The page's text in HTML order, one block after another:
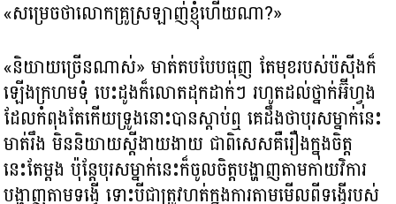
«សម្រេចថាលោកគ្រូស្រឡាញ់ខ្ញុំហើយណា?​»
«និយាយច្រើនណាស់» មាត់តបបែបធុញ តែមុខរបស់ប៉ស៊ីងក៏
ឡើងក្រហមទុំ បេះដូងក៏លោតដុកដាក់ៗ រហូតដល់ថ្នាក់អ៊ីហ្វុង
ដែលកំពុងតែកើយទ្រូងនោះបានស្ដាប់ឮ គេដឹងថាបុរសម្នាក់នេះ
មាត់រឹង មិននិយាយស្ដីងាយងាយ ជាពិសេសគឺរឿងក្នុងចិត្ត
នេះតែម្ដង ប៉ុន្តែបុរសម្នាក់នេះក៏ចូលចិត្តបង្ហាញតាមកាយវិការ
បង្ហាញតាមទង្វើ ទោះបីជាត្រូវហត់ក្នុងការតាមមើលពីទង្វើរបស់